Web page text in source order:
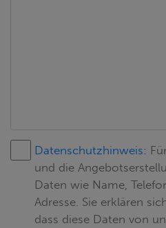
Datenschutzhinweis:
und die
Daten wie Name,
Adresse. Sie erklären
dass diese Daten von